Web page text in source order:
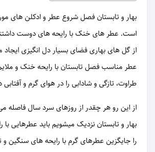
بهار و تابستان فصل شروع عطر و ادکلن های
است. عطر های خنک با رایحه های دوست
از گل های بهاری فضای بسیار دل انگیزی
عطر مناسب فصل تابستان با رایحه خنک و
طراوت، تازگی و شادابی را در هوای گرم و آفتابی
از این رو هر چقدر از روزهای سرد سال فاصله
بهار و تابستان نزدیک میشویم باید عطرهایی
را جایگزین عطرهای گرم با رایحه های سنگین و